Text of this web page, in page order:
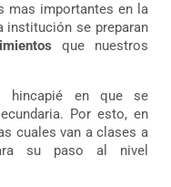
mas importantes en la
institución se preparan
que nuestros
hincapié en que se
Por esto, en
cuales van a clases a
su paso al nivel